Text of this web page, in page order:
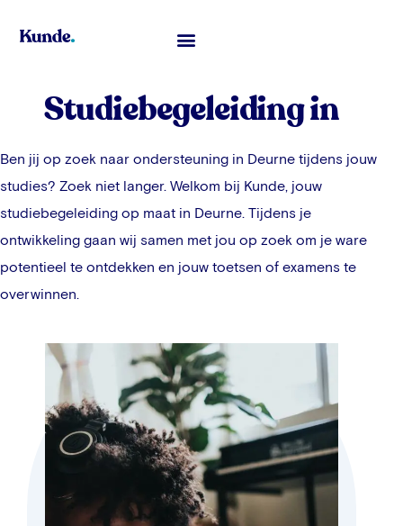
Studiebegeleiding in
Ben jij op zoek naar ondersteuning in Deurne tijdens jouw
studies? Zoek niet langer. Welkom bij Kunde, jouw
studiebegeleiding op maat in Deurne. Tijdens je
ontwikkeling gaan wij samen met jou op zoek om je ware
potentieel te ontdekken en jouw toetsen of examens te
overwinnen.